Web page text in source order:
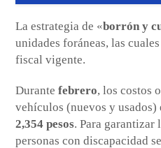
La estrategia de «borrón y
unidades foráneas, las
fiscal vigente.
Durantefebrero, los costos
vehículos (nuevos y usados)
2,354 pesos. Para
personas con discapacidad